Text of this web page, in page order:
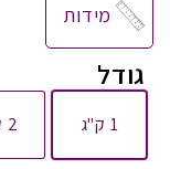
גודל
1 ק"ג 2 ק"ג
מידות